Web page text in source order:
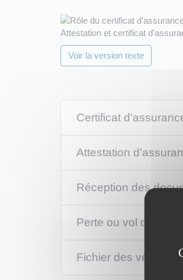
Attestation et certificat
Voir la version texte
Certificat
Attestation
Réception des
Perte ou vol des
Fichier des